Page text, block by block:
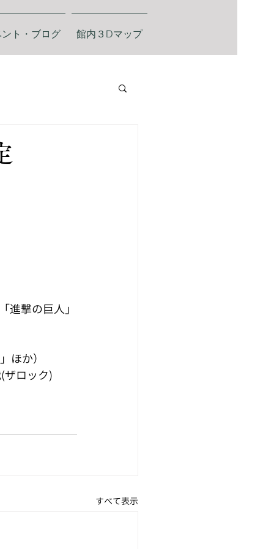
ト・ブログ 館内３Dマップ
撃の巨人」
ほか）
ザロック)
すべて表示